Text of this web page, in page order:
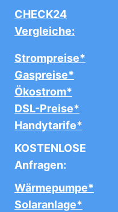
CHECK24
Vergleiche:
Strompreise*
Gaspreise*
Ökostrom*
DSL-Preise*
Handytarife*
KOSTENLOSE
Anfragen:
Wärmepumpe*
Solaranlage*